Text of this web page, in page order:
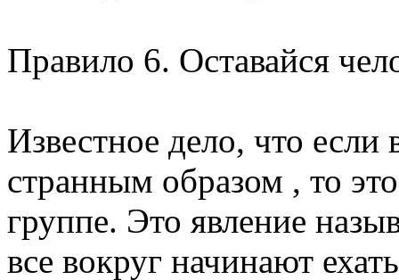
Правило 6. Оставайся
Известное дело, что если
странным образом , то
группе. Это явление
все вокруг начинают